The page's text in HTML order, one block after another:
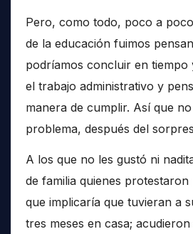
Pero, como todo, poco a
de la educación fuimos
podríamos concluir en
el trabajo administrativo y
manera de cumplir. Así que
problema, después del
A los que no les gustó ni
de familia quienes protestaron
que implicaría que tuvieran a
tres meses en casa;